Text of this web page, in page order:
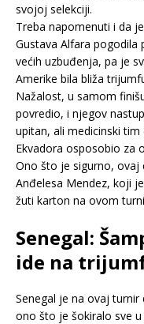
svojoj selekciji.
Treba napomenuti i da
Gustava Alfara pogodila
većih uzbuđenja, pa je
Amerike bila bliža
Nažalost, u samom
povredio, i njegov
upitan, ali medicinski
Ekvadora osposobio za
Ono što je sigurno, ovaj
Anđelesa Mendez, koji
žuti karton na ovom
Senegal:
ide na
Senegal je na ovaj
ono što je šokiralo sve